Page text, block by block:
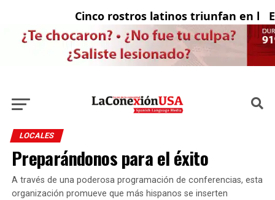
Cinco rostros latinos triunfan en la El
LOCALES
Preparándonos para el éxito
A través de una poderosa programación de conferencias, esta
organización promueve que más hispanos se inserten